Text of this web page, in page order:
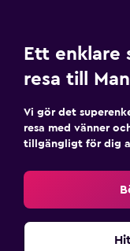
Ett enklare
resa till
Vi gör det
resa med vänner
tillgängligt för dig